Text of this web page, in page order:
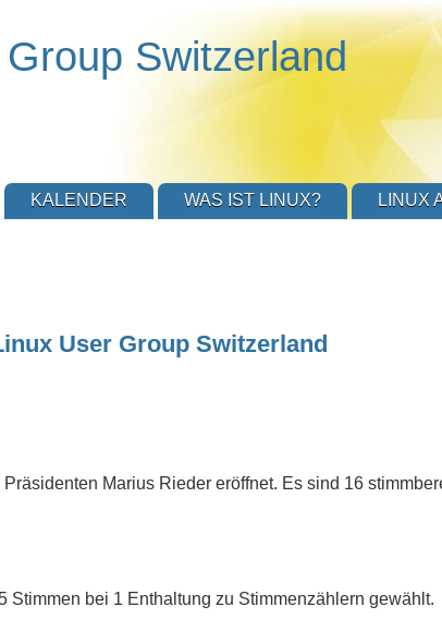
Switzerland
KALENDER WAS IST LINUX? LINUX
User Group Switzerland
Marius Rieder eröffnet. Es sind 16
bei 1 Enthaltung zu Stimmenzählern gewählt.